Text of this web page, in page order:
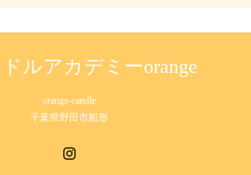
ルアカデミーorange
orange-candle
千葉県野田市船形